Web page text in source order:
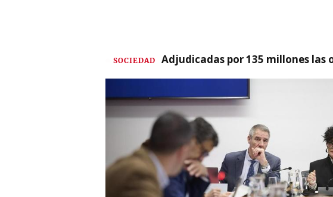
SOCIEDAD Adjudicadas por 135 millones las